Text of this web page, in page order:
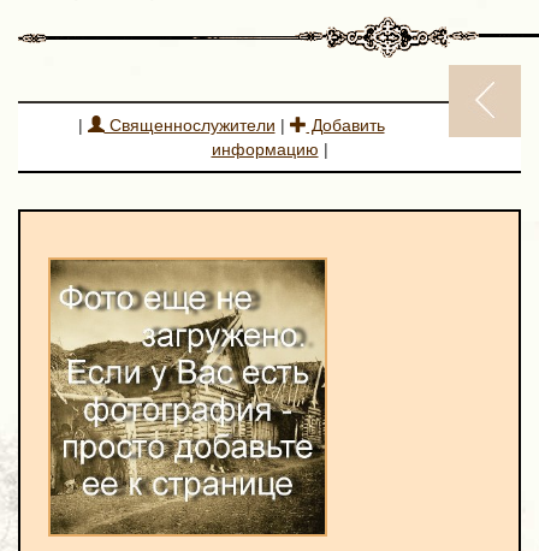
| Священнослужители |
Добавить
информацию |